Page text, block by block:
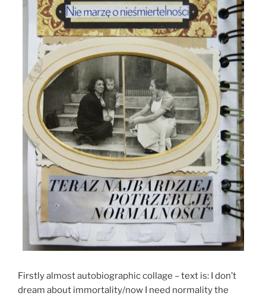
Firstly almost autobiographic collage – text is: I don’t
dream about immortality/now I need normality the